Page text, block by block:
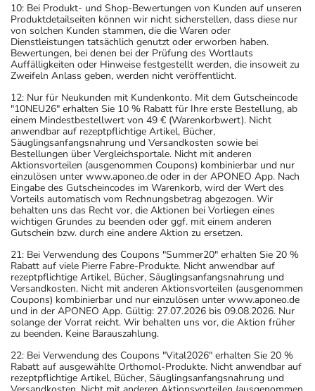
10: Bei Produkt- und Shop-Bewertungen von Kunden auf unseren
Produktdetailseiten können wir nicht sicherstellen, dass diese nur
von solchen Kunden stammen, die die Waren oder
Dienstleistungen tatsächlich genutzt oder erworben haben.
Bewertungen, bei denen bei der Prüfung des Wortlauts
Auffälligkeiten oder Hinweise festgestellt werden, die insoweit zu
Zweifeln Anlass geben, werden nicht veröffentlicht.
12: Nur für Neukunden mit Kundenkonto. Mit dem Gutscheincode
"10NEU26" erhalten Sie 10 % Rabatt für Ihre erste Bestellung, ab
einem Mindestbestellwert von 49 € (Warenkorbwert). Nicht
anwendbar auf rezeptpflichtige Artikel, Bücher,
Säuglingsanfangsnahrung und Versandkosten sowie bei
Bestellungen über Vergleichsportale. Nicht mit anderen
Aktionsvorteilen (ausgenommen Coupons) kombinierbar und nur
einzulösen unter www.aponeo.de oder in der APONEO App. Nach
Eingabe des Gutscheincodes im Warenkorb, wird der Wert des
Vorteils automatisch vom Rechnungsbetrag abgezogen. Wir
behalten uns das Recht vor, die Aktionen bei Vorliegen eines
wichtigen Grundes zu beenden oder ggf. mit einem anderen
Gutschein bzw. durch eine andere Aktion zu ersetzen.
21: Bei Verwendung des Coupons "Summer20" erhalten Sie 20 %
Rabatt auf viele Pierre Fabre-Produkte. Nicht anwendbar auf
rezeptpflichtige Artikel, Bücher, Säuglingsanfangsnahrung und
Versandkosten. Nicht mit anderen Aktionsvorteilen (ausgenommen
Coupons) kombinierbar und nur einzulösen unter www.aponeo.de
und in der APONEO App. Gültig: 27.07.2026 bis 09.08.2026. Nur
solange der Vorrat reicht. Wir behalten uns vor, die Aktion früher
zu beenden. Keine Barauszahlung.
22: Bei Verwendung des Coupons "Vital2026" erhalten Sie 20 %
Rabatt auf ausgewählte Orthomol-Produkte. Nicht anwendbar auf
rezeptpflichtige Artikel, Bücher, Säuglingsanfangsnahrung und